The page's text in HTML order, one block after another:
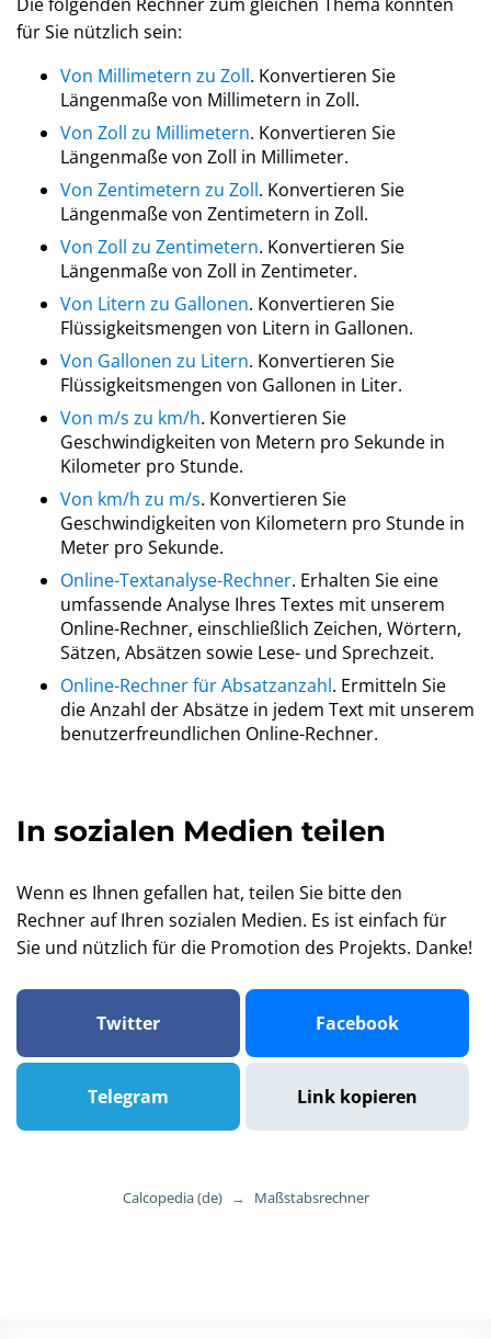
für Sie nützlich sein:
Von Millimetern zu Zoll. Konvertieren Sie
Längenmaße von Millimetern in Zoll.
Von Zoll zu Millimetern. Konvertieren Sie
Längenmaße von Zoll in Millimeter.
Von Zentimetern zu Zoll. Konvertieren Sie
Längenmaße von Zentimetern in Zoll.
Von Zoll zu Zentimetern. Konvertieren Sie
Längenmaße von Zoll in Zentimeter.
Von Litern zu Gallonen. Konvertieren Sie
Flüssigkeitsmengen von Litern in Gallonen.
Von Gallonen zu Litern. Konvertieren Sie
Flüssigkeitsmengen von Gallonen in Liter.
Von m/s zu km/h. Konvertieren Sie
Geschwindigkeiten von Metern pro Sekunde in
Kilometer pro Stunde.
Von km/h zu m/s. Konvertieren Sie
Geschwindigkeiten von Kilometern pro Stunde in
Meter pro Sekunde.
Online-Textanalyse-Rechner. Erhalten Sie eine
umfassende Analyse Ihres Textes mit unserem
Online-Rechner, einschließlich Zeichen, Wörtern,
Sätzen, Absätzen sowie Lese- und Sprechzeit.
Online-Rechner für Absatzanzahl. Ermitteln Sie
die Anzahl der Absätze in jedem Text mit unserem
benutzerfreundlichen Online-Rechner.
In sozialen Medien teilen
Wenn es Ihnen gefallen hat, teilen Sie bitte den
Rechner auf Ihren sozialen Medien. Es ist einfach für
Sie und nützlich für die Promotion des Projekts. Danke!
Twitter Facebook
Telegram Link kopieren
Calcopedia (de) → Maßstabsrechner